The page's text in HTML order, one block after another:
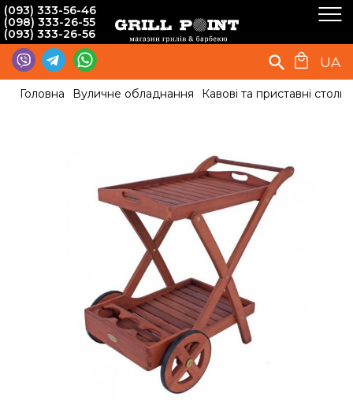
(093) 333-56-46
(098) 333-26-55
(093) 333-26-56
UA
Головна Вуличне обладнання Кавові та приставні